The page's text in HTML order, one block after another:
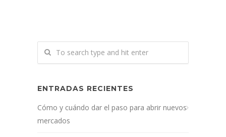
ENTRADAS RECIENTES
Cómo y cuándo dar el paso para abrir nuevos
mercados